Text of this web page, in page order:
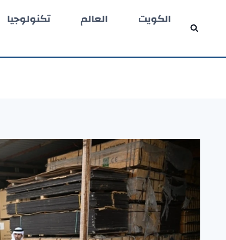
المحتوى
الكويت العالم تكنولوجيا